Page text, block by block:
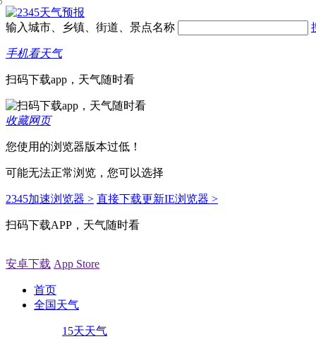
输入城市、乡镇、街道、景点名称
手机看天气
扫码下载app，天气随时看
收藏网页
您使用的浏览器版本过低！
可能无法正常浏览，您可以选择
2345加速浏览器 > 直接下载更新IE浏览器 >
扫码下载APP，天气随时看
安卓下载 App Store
首页
全国天气
15天天气